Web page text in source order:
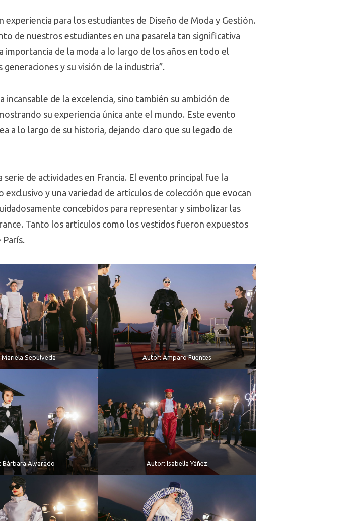
para los estudiantes de Diseño de Moda y Gestión.
de nuestros estudiantes en una pasarela tan significativa
de la moda a lo largo de los años en todo el
y su visión de la industria”.
de la excelencia, sino también su ambición de
su experiencia única ante el mundo. Este evento
a lo largo de su historia, dejando claro que su legado de
de actividades en Francia. El evento principal fue la
y una variedad de artículos de colección que evocan
concebidos para representar y simbolizar las
Tanto los artículos como los vestidos fueron expuestos
Sepúlveda Autor: Amparo Fuentes
Bárbara Alvarado Autor: Isabella Yáñez